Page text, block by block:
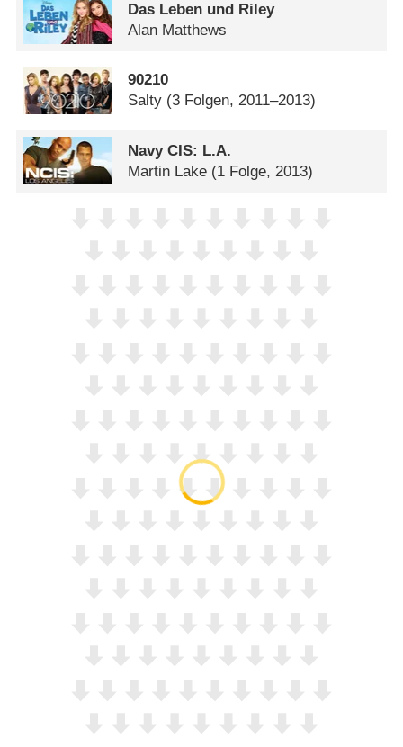
Das Leben und Riley
Alan Matthews
90210
Salty (3 Folgen, 2011–2013)
Navy CIS: L.A.
Martin Lake (1 Folge, 2013)